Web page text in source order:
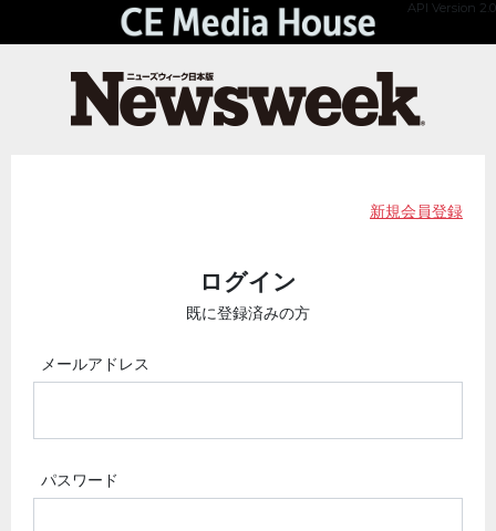
API Version 2.0
新規会員登録
ログイン
既に登録済みの方
メールアドレス
パスワード